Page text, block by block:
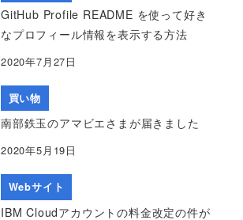
GitHub Profile README を使って好き
なプロフィール情報を表示する方法
2020年7月27日
買い物
南部鉄玉のアマビエさまが届きました
2020年5月19日
Webサイト
IBM Cloudアカウントの料金改定の件が